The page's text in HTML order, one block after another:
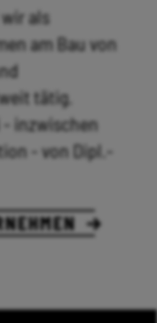
als
am Bau von
tätig.
inzwischen
- von Dipl.-